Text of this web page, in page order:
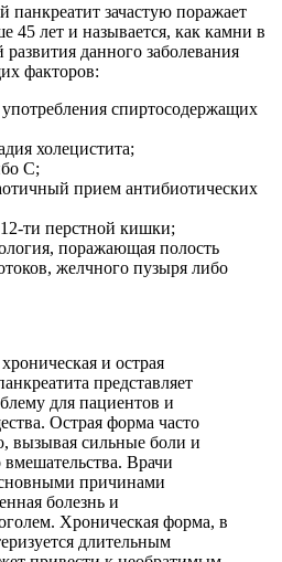
панкреатит зачастую поражает
45 лет и называется, как камни в
данного заболевания
факторов:
спиртосодержащих
холецистита;
С;
прием антибиотических
ти перстной кишки;
поражающая полость
желчного пузыря либо
и острая
представляет
для пациентов и
Острая форма часто
вызывая сильные боли и
Врачи
причинами
болезнь и
Хроническая форма, в
длительным